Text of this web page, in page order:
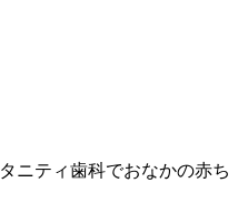
ニティ歯科でおなかの赤ち